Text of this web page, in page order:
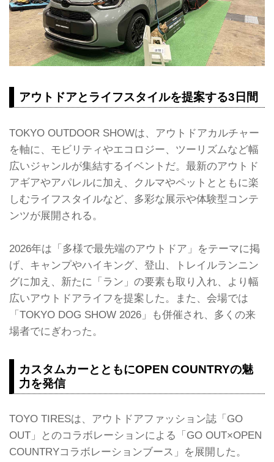
アウトドアとライフスタイルを提案する3日間
TOKYO OUTDOOR SHOWは、アウトドアカルチャー
を軸に、モビリティやエコロジー、ツーリズムなど幅
広いジャンルが集結するイベントだ。最新のアウトド
アギアやアパレルに加え、クルマやペットとともに楽
しむライフスタイルなど、多彩な展示や体験型コンテ
ンツが展開される。
2026年は「多様で最先端のアウトドア」をテーマに掲
げ、キャンプやハイキング、登山、トレイルランニン
グに加え、新たに「ラン」の要素も取り入れ、より幅
広いアウトドアライフを提案した。また、会場では
「TOKYO DOG SHOW 2026」も併催され、多くの来
場者でにぎわった。
カスタムカーとともにOPEN COUNTRYの魅
力を発信
TOYO TIRESは、アウトドアファッション誌「GO
OUT」とのコラボレーションによる「GO OUT×OPEN
COUNTRYコラボレーションブース」を展開した。